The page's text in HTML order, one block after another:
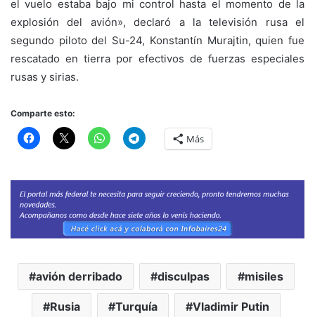
el vuelo estaba bajo mi control hasta el momento de la
explosión del avión», declaró a la televisión rusa el
segundo piloto del Su-24, Konstantín Murajtin, quien fue
rescatado en tierra por efectivos de fuerzas especiales
rusas y sirias.
Comparte esto:
Más
avión derribado disculpas misiles
Rusia Turquía Vladimir Putin